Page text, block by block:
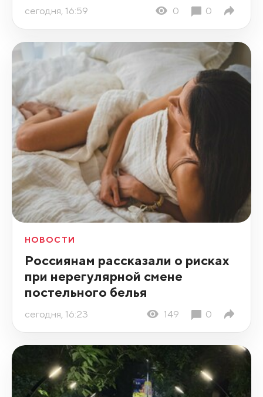
сегодня, 16:59 0 0
НОВОСТИ
Россиянам рассказали о рисках
при нерегулярной смене
постельного белья
сегодня, 16:23 149 0